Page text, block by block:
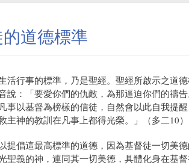
道德標準
活行事的標準，乃是聖經。聖經所啟示之道
說：「要愛你們的仇敵，為那逼迫你們的禱
事以基督為榜樣的信徒，自然會以此自我提
主神的教訓在凡事上都得光榮。」（多二10）
提倡這最高標準的道德，因為基督徒一切美
聖義的神，連同其一切美德，具體化身在基